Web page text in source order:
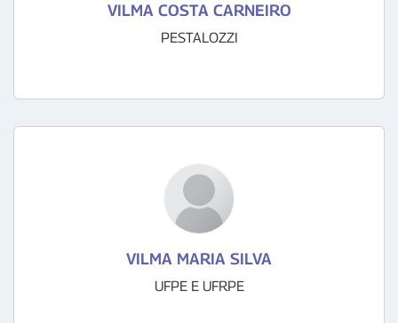
VILMA COSTA CARNEIRO
PESTALOZZI
VILMA MARIA SILVA
UFPE E UFRPE